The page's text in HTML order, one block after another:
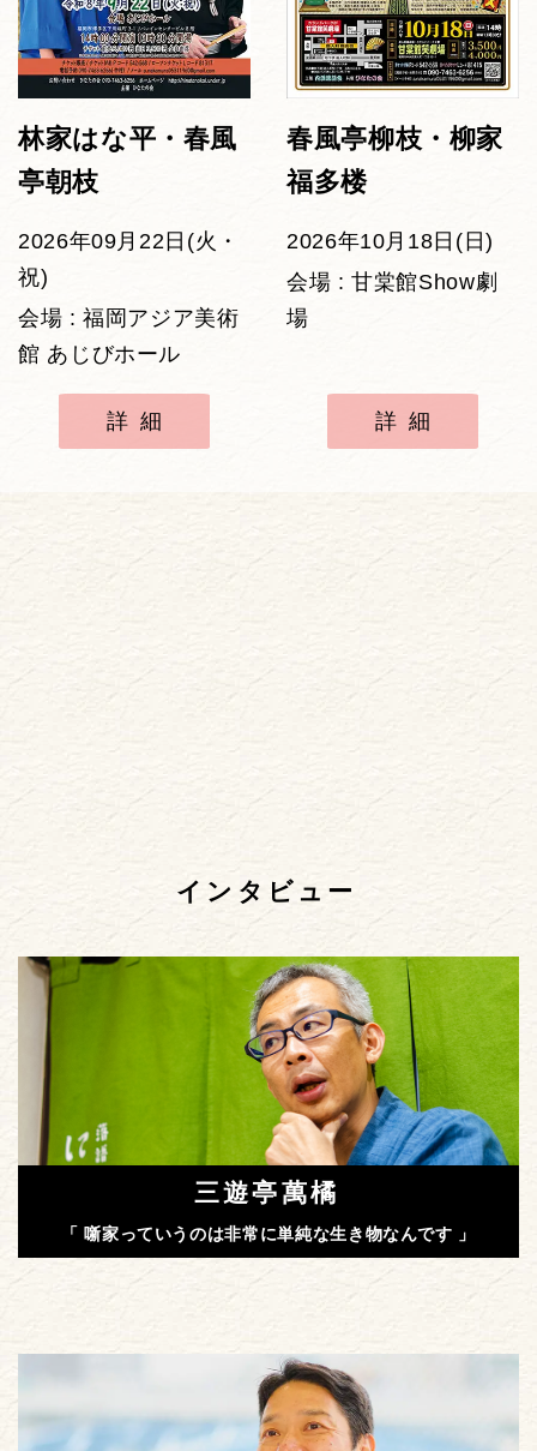
林家はな平・春風
亭朝枝
2026年09月22日(火・
祝)
会場 : 福岡アジア美術
館 あじびホール
詳細
春風亭柳枝・柳家
福多楼
2026年10月18日(日)
会場 : 甘棠館Show劇
場
詳細
インタビュー
三遊亭萬橘
「 噺家っていうのは非常に単純な生き物なんです 」